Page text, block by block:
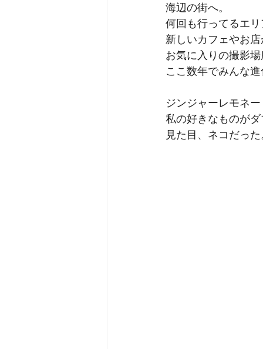
海辺の街へ。
何回も行ってるエ
新しいカフェやお
お気に入りの撮影
ここ数年でみんな
ジンジャーレモネ
私の好きなものが
見た目、ネコだっ